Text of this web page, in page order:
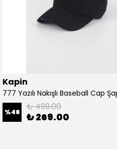
Kapin
%46 ₺ 499.00
₺ 269.00